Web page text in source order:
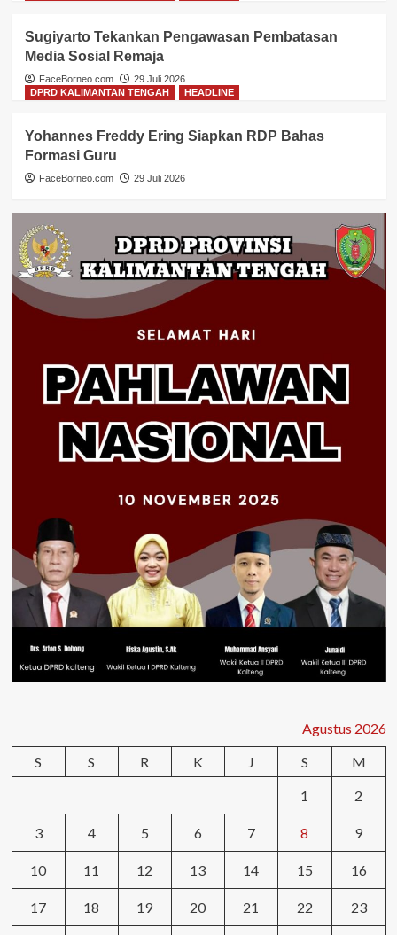
Sugiyarto Tekankan Pengawasan Pembatasan
Media Sosial Remaja
FaceBorneo.com
29 Juli 2026
DPRD KALIMANTAN TENGAH
HEADLINE
Yohannes Freddy Ering Siapkan RDP Bahas
Formasi Guru
FaceBorneo.com 29 Juli 2026
Agustus 2026
S
S R K J S
M
1
2
3 4 5 6 7 8 9
10 11 12 13 14 15 16
17 18 19 20 21 22 23